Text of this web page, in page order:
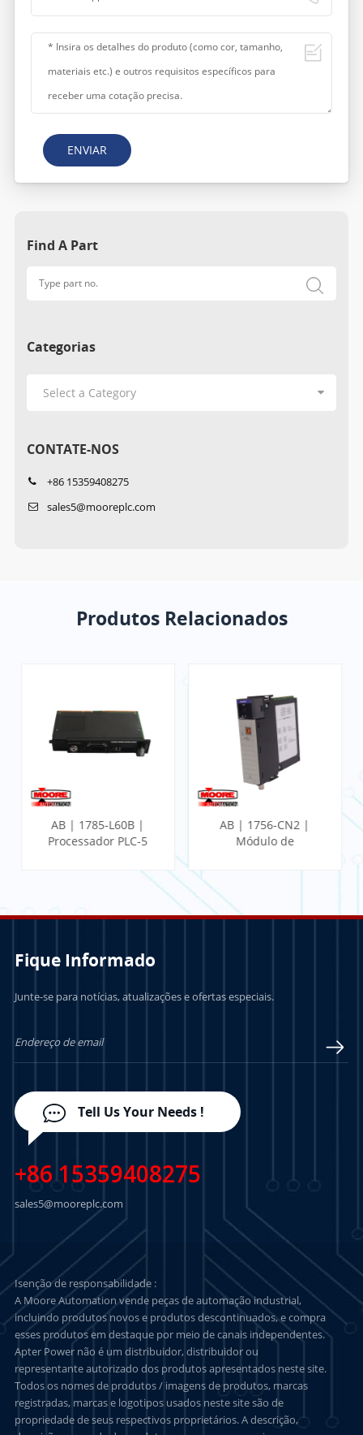
ENVIAR
Find A Part
Categorias
CONTATE-NOS
+86 15359408275
sales5@mooreplc.com
Produtos Relacionados
AB | 1785-L60B |
Processador PLC-5
AB | 1756-CN2 |
Módulo de
Fique Informado
Junte-se para notícias, atualizações e ofertas especiais.
Tell Us Your Needs !
+86 15359408275
sales5@mooreplc.com
Isenção de responsabilidade :
A Moore Automation vende peças de automação industrial,
incluindo produtos novos e produtos descontinuados, e compra
esses produtos em destaque por meio de canais independentes.
Apter Power não é um distribuidor, distribuidor ou
representante autorizado dos produtos apresentados neste site.
Todos os nomes de produtos / imagens de produtos, marcas
registradas, marcas e logotipos usados neste site são de
propriedade de seus respectivos proprietários. A descrição,